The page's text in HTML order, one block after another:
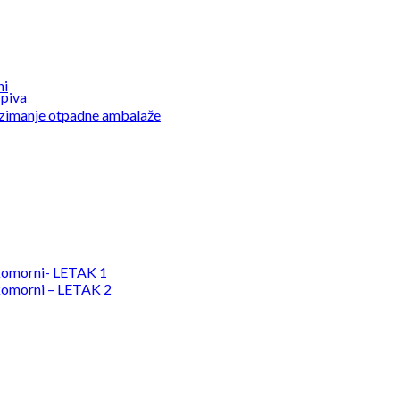
LETAK 1
– LETAK 2
otpadne ambalaže